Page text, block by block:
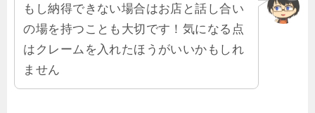
もし納得できない場合はお店と話し合い
の場を持つことも大切です！気になる点
はクレームを入れたほうがいいかもしれ
ません